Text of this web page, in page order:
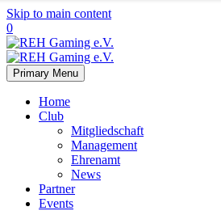
Skip to main content
0
Primary Menu
Home
Club
Mitgliedschaft
Management
Ehrenamt
News
Partner
Events